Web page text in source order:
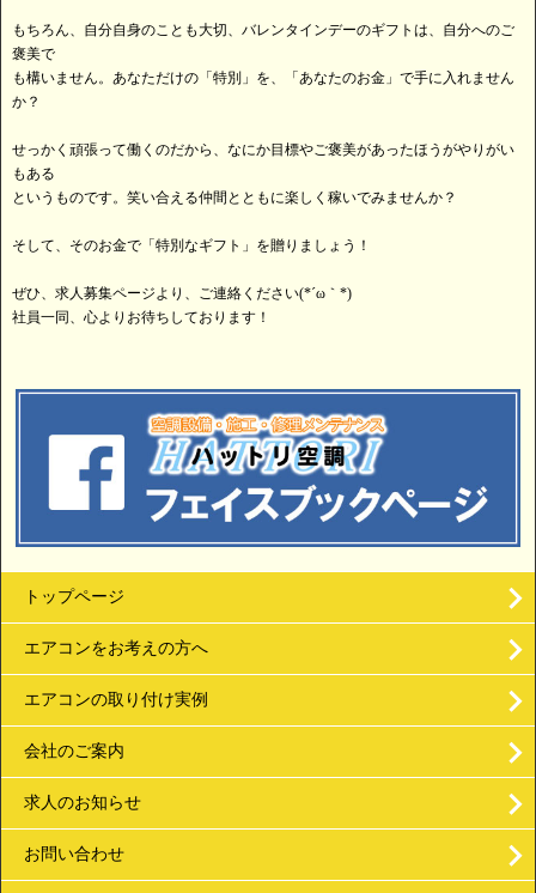
もちろん、自分自身のことも大切、バレンタインデーのギフトは、自分へのご
褒美で
も構いません。あなただけの「特別」を、「あなたのお金」で手に入れません
か？
せっかく頑張って働くのだから、なにか目標やご褒美があったほうがやりがい
もある
というものです。笑い合える仲間とともに楽しく稼いでみませんか？
そして、そのお金で「特別なギフト」を贈りましょう！
ぜひ、求人募集ページより、ご連絡ください(*´ω｀*)
社員一同、心よりお待ちしております！
トップページ
エアコンをお考えの方へ
エアコンの取り付け実例
会社のご案内
求人のお知らせ
お問い合わせ